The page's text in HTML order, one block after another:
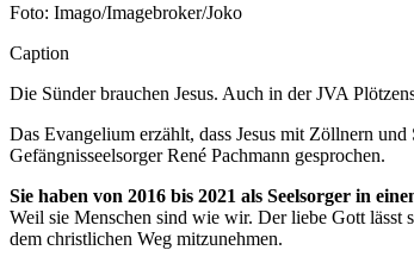
Foto: Imago/Imagebroker/Joko
Caption
Die Sünder brauchen Jesus. Auch in der JVA
Das Evangelium erzählt, dass Jesus mit Zöllnern
Gefängnisseelsorger René Pachmann gesprochen.
Sie haben von 2016 bis 2021 als Seelsorger in
Weil sie Menschen sind wie wir. Der liebe Gott lässt
dem christlichen Weg mitzunehmen.